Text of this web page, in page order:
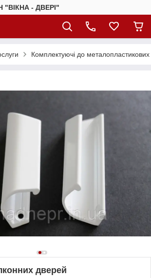
- ДВЕРІ"
Комплектуючі до металопластикових
дверей